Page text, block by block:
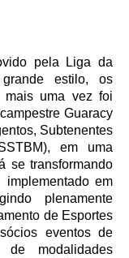
pela Liga da
estilo, os
mais uma vez foi
Guaracy
Subtenentes
em uma
se transformando
implementado em
plenamente
de Esportes
eventos de
modalidades